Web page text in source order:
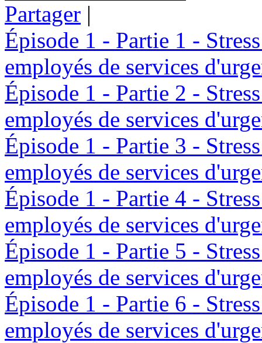
Partager |
Épisode 1 - Partie 1 -
employés de services
Épisode 1 - Partie 2 -
employés de services
Épisode 1 - Partie 3 -
employés de services
Épisode 1 - Partie 4 -
employés de services
Épisode 1 - Partie 5 -
employés de services
Épisode 1 - Partie 6 -
employés de services